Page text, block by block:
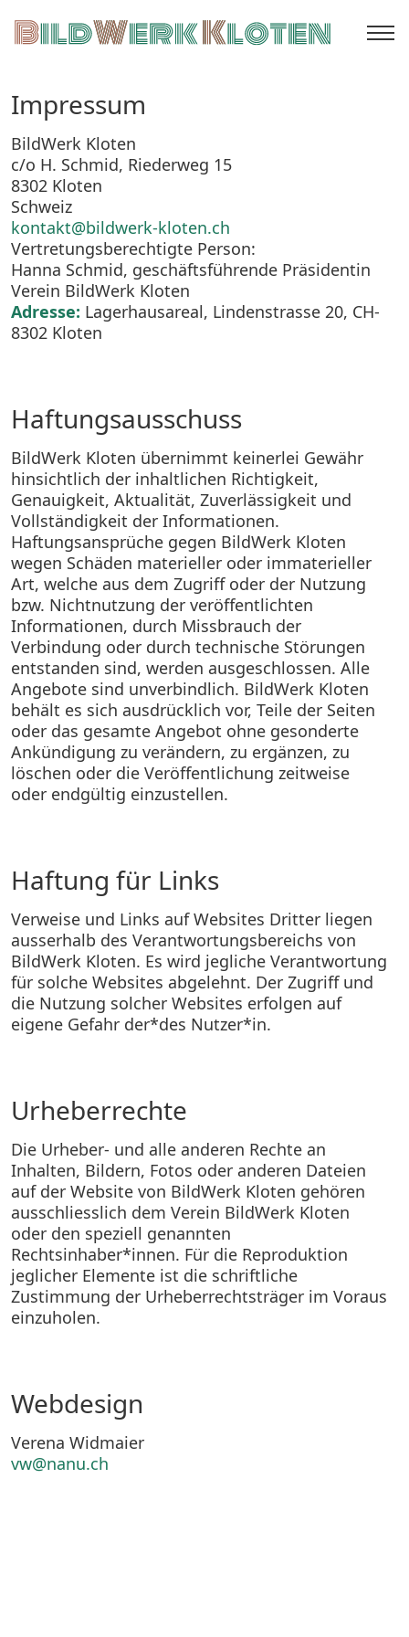
Impressum
BildWerk Kloten
c/o H. Schmid, Riederweg 15
8302 Kloten
Schweiz
kontakt@bildwerk-kloten.ch
Vertretungsberechtigte Person:
Hanna Schmid, geschäftsführende Präsidentin
Verein BildWerk Kloten
Adresse: Lagerhausareal, Lindenstrasse 20, CH-
8302 Kloten
Haftungsausschuss
BildWerk Kloten übernimmt keinerlei Gewähr
hinsichtlich der inhaltlichen Richtigkeit,
Genauigkeit, Aktualität, Zuverlässigkeit und
Vollständigkeit der Informationen.
Haftungsansprüche gegen BildWerk Kloten
wegen Schäden materieller oder immaterieller
Art, welche aus dem Zugriff oder der Nutzung
bzw. Nichtnutzung der veröffentlichten
Informationen, durch Missbrauch der
Verbindung oder durch technische Störungen
entstanden sind, werden ausgeschlossen. Alle
Angebote sind unverbindlich. BildWerk Kloten
behält es sich ausdrücklich vor, Teile der Seiten
oder das gesamte Angebot ohne gesonderte
Ankündigung zu verändern, zu ergänzen, zu
löschen oder die Veröffentlichung zeitweise
oder endgültig einzustellen.
Haftung für Links
Verweise und Links auf Websites Dritter liegen
ausserhalb des Verantwortungsbereichs von
BildWerk Kloten. Es wird jegliche Verantwortung
für solche Websites abgelehnt. Der Zugriff und
die Nutzung solcher Websites erfolgen auf
eigene Gefahr der*des Nutzer*in.
Urheberrechte
Die Urheber- und alle anderen Rechte an
Inhalten, Bildern, Fotos oder anderen Dateien
auf der Website von BildWerk Kloten gehören
ausschliesslich dem Verein BildWerk Kloten
oder den speziell genannten
Rechtsinhaber*innen. Für die Reproduktion
jeglicher Elemente ist die schriftliche
Zustimmung der Urheberrechtsträger im Voraus
einzuholen.
Webdesign
Verena Widmaier
vw@nanu.ch